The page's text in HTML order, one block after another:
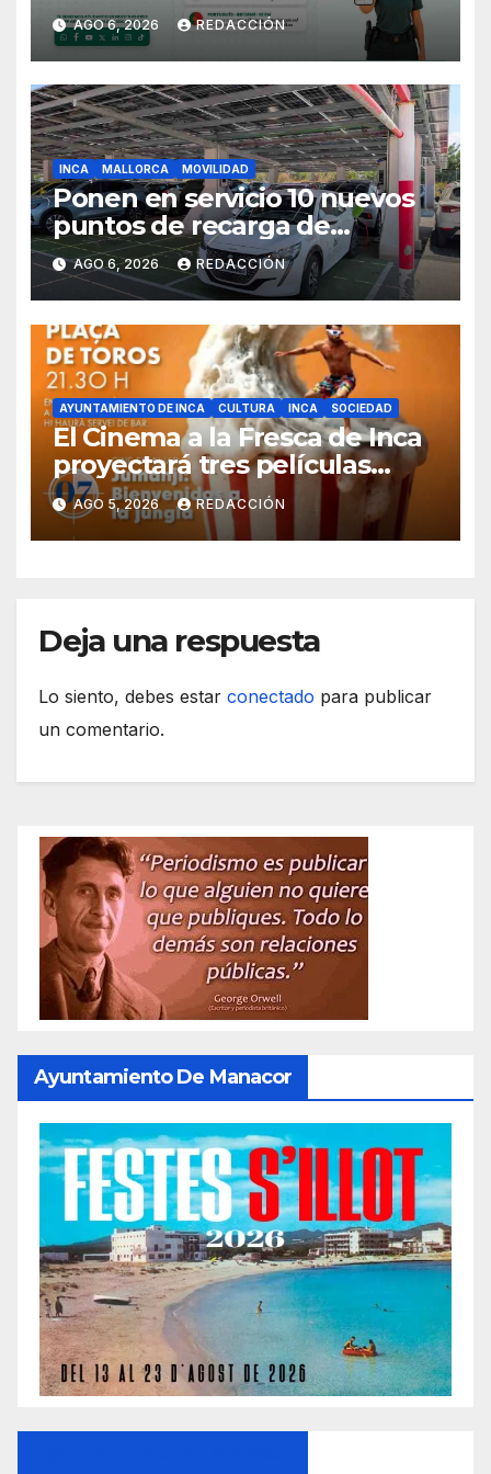
ciudadanos europeos
AGO 6, 2026 REDACCIÓN
INCA MALLORCA MOVILIDAD
Ponen en servicio 10 nuevos
puntos de recarga de
vehículos eléctricos en el
Hospital de Inca
AGO 6, 2026 REDACCIÓN
AYUNTAMIENTO DE INCA CULTURA INCA SOCIEDAD
El Cinema a la Fresca de Inca
proyectará tres películas
solidarias en la plaza de toros
AGO 5, 2026 REDACCIÓN
Deja una respuesta
Lo siento, debes estar conectado para publicar
un comentario.
Ayuntamiento De Manacor